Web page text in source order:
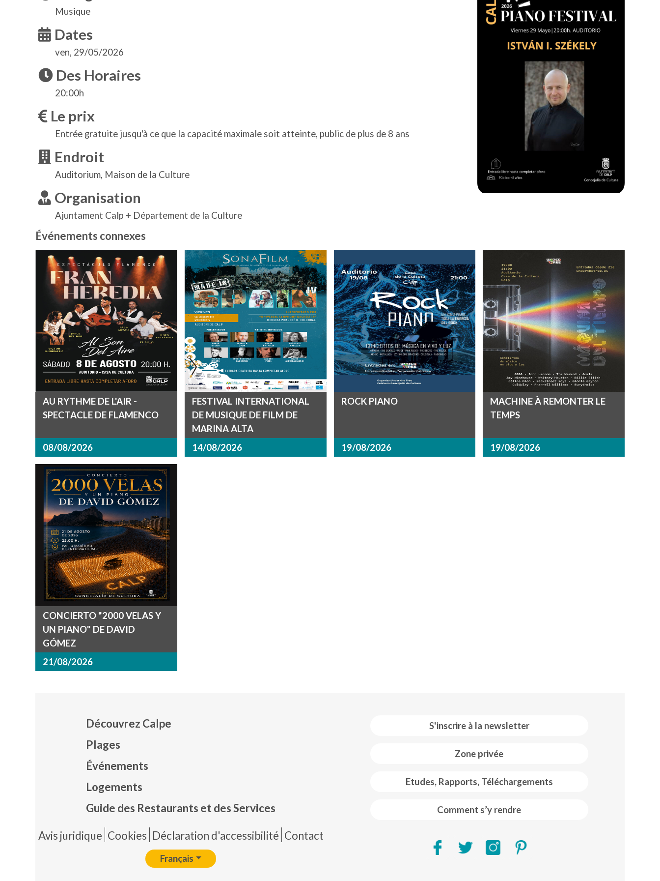
Musique
Dates
ven, 29/05/2026
Des Horaires
20:00h
Le prix
Entrée gratuite jusqu'à ce que la capacité maximale soit atteinte, public de plus de 8 ans
Endroit
Auditorium, Maison de la Culture
Organisation
Ajuntament Calp + Département de la Culture
Événements connexes
AU RYTHME DE L'AIR -
SPECTACLE DE FLAMENCO
08/08/2026
FESTIVAL INTERNATIONAL
DE MUSIQUE DE FILM DE
MARINA ALTA
14/08/2026
ROCK PIANO
19/08/2026
MACHINE À REMONTER LE
TEMPS
19/08/2026
CONCIERTO "2000 VELAS Y
UN PIANO" DE DAVID
GÓMEZ
21/08/2026
S'inscrire à la newsletter
Zone privée
Etudes, Rapports, Téléchargements
Comment s’y rendre
Découvrez Calpe
Plages
Événements
Logements
Guide des Restaurants et des Services
Pie de página
Avis juridique Cookies Déclaration d'accessibilité Contact
Français